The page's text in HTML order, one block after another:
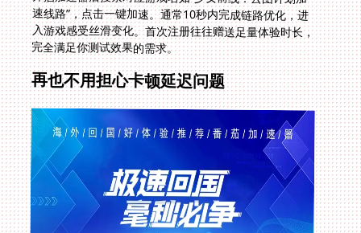
完全满足你测试效果的需求。
再也不用担心卡顿延迟问题